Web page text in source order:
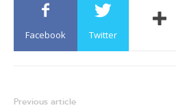
Facebook Twitter
Previous article